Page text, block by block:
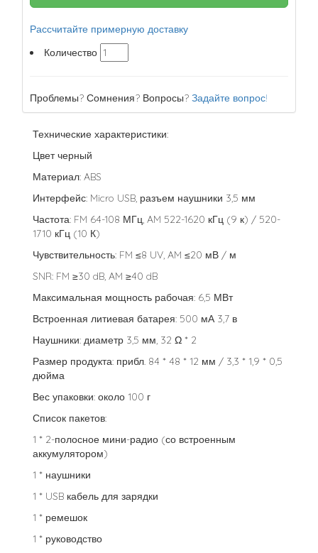
Рассчитайте примерную доставку
Количество
Проблемы? Сомнения? Вопросы? Задайте вопрос!
Технические характеристики:
Цвет черный
Материал: ABS
Интерфейс: Micro USB, разъем наушники 3,5 мм
Частота: FM 64-108 МГц, AM 522-1620 кГц (9 к) / 520-
1710 кГц (10 К)
Чувствительность: FM ≤8 UV, AM ≤20 мВ / м
SNR: FM ≥30 dB, AM ≥40 dB
Максимальная мощность рабочая: 6,5 МВт
Встроенная литиевая батарея: 500 мА 3,7 в
Наушники: диаметр 3,5 мм, 32 Ω * 2
Размер продукта: прибл. 84 * 48 * 12 мм / 3,3 * 1,9 * 0,5
дюйма
Вес упаковки: около 100 г
Список пакетов:
1 * 2-полосное мини-радио (со встроенным
аккумулятором)
1 * наушники
1 * USB кабель для зарядки
1 * ремешок
1 * руководство